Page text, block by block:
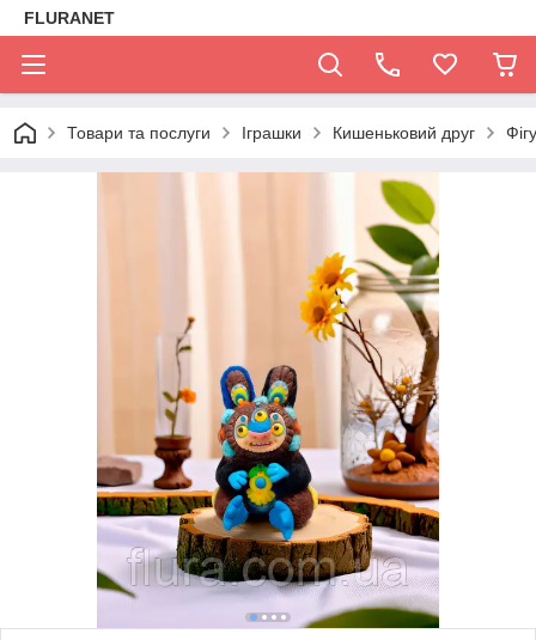
FLURANET
Товари та послуги Іграшки Кишеньковий друг